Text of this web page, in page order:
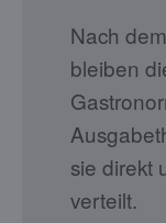
Nach
bleiben
sie direkt
verteilt.